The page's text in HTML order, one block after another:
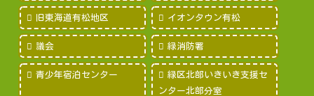
旧東海道有松地区 イオンタウン有松
議会 緑消防署
青少年宿泊センター
緑区北部いきいき支援セ
ンター北部分室